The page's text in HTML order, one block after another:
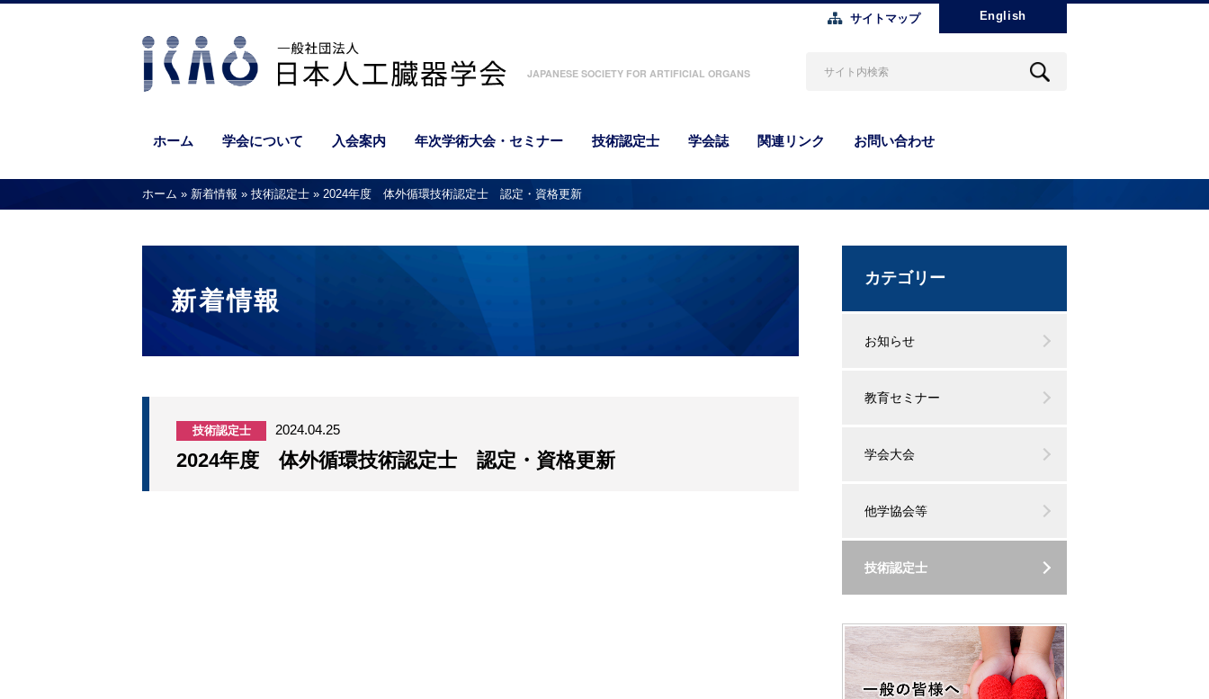
JAPANESE SOCIETY FOR ARTIFICIAL ORGANS
ホーム 学会について 入会案内 年次学術大会・セミナー 技術認定士 学会誌 関連リンク お問い合わせ
サイトマップ English
ホーム » 新着情報 » 技術認定士 » 2024年度 体外循環技術認定士 認定・資格更新
新着情報
技術認定士 2024.04.25
2024年度 体外循環技術認定士 認定・資格更新
カテゴリー
お知らせ
教育セミナー
学会大会
他学協会等
技術認定士